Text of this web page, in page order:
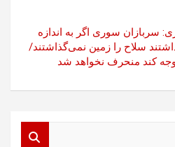
سربازان سوری اگر به اندازه
سلاح را زمین نمی‌گذاشتند/
کند منحرف نخواهد شد